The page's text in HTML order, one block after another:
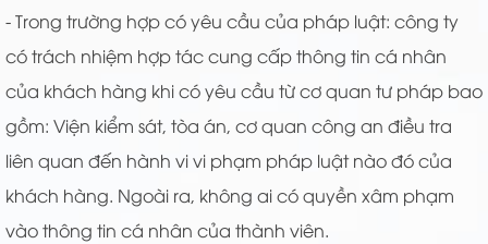
- Trong trường hợp có yêu cầu của pháp luật: công ty
có trách nhiệm hợp tác cung cấp thông tin cá nhân
của khách hàng khi có yêu cầu từ cơ quan tư pháp bao
gồm: Viện kiểm sát, tòa án, cơ quan công an điều tra
liên quan đến hành vi vi phạm pháp luật nào đó của
khách hàng. Ngoài ra, không ai có quyền xâm phạm
vào thông tin cá nhân của thành viên.